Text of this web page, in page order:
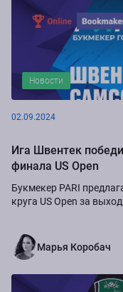
Новости
02.09.2024
Ига Швентек
финала US Open
Букмекер PARI
круга US Open за
Марья Коробач